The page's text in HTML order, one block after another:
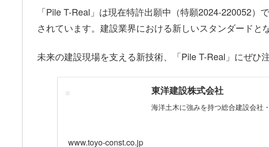
「Pile T-Real」は現在特許出願中（特願2024-220052
されています。建設業界における新しいスタンダードと
未来の建設現場を支える新技術、「Pile T-Real」にぜひ
東洋建設株式会社
海洋土木に強みを持つ総合建設会社
www.toyo-const.co.jp